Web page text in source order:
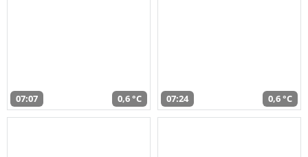
07:07 0,6 °C 07:24 0,6 °C